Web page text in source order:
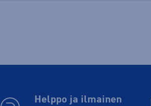
Helppo ja ilmainen